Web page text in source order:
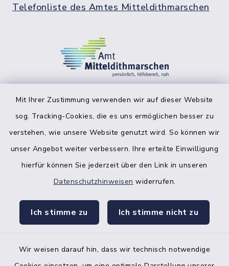
Mit Ihrer Zustimmung verwenden wir auf dieser Website
sog. Tracking-Cookies, die es uns ermöglichen besser zu
verstehen, wie unsere Website genutzt wird. So können wir
unser Angebot weiter verbessern. Ihre erteilte Einwilligung
hierfür können Sie jederzeit über den Link in unseren
Datenschutzhinweisen widerrufen.
Ich stimme zu Ich stimme nicht zu
Wir weisen darauf hin, dass wir technisch notwendige
Telefonliste des Amtes Mitteldithmarschen
facebook
Bankverbindung der Amtskasse
Kontakt